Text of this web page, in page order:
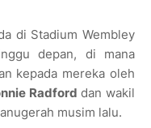
di Stadium Wembley
depan, di mana
kepada mereka oleh
Radford dan wakil
musim lalu.